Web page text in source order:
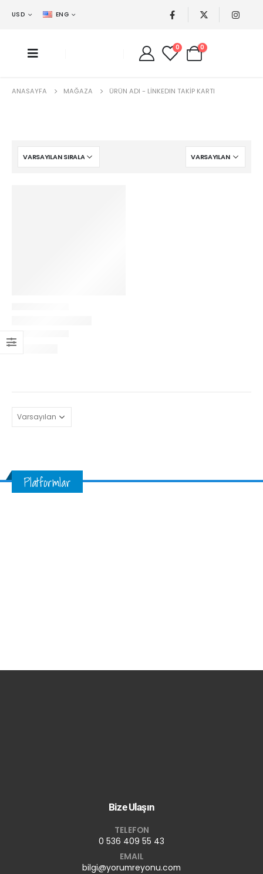
USD ENG
0 0
ANASAYFA MAĞAZA ÜRÜN ADI - LINKEDIN TAKIP KARTI
Platformlar
Bize Ulaşın
TELEFON
0 536 409 55 43
EMAIL
bilgi@yorumreyonu.com